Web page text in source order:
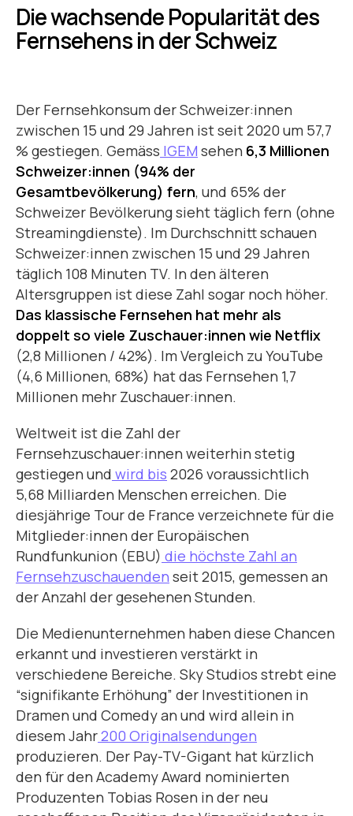
Die wachsende Popularität des
Fernsehens in der Schweiz
Der Fernsehkonsum der Schweizer:innen
zwischen 15 und 29 Jahren ist seit 2020 um 57,7
% gestiegen. Gemäss IGEM sehen 6,3 Millionen
Schweizer:innen (94% der
Gesamtbevölkerung) fern, und 65% der
Schweizer Bevölkerung sieht täglich fern (ohne
Streamingdienste). Im Durchschnitt schauen
Schweizer:innen zwischen 15 und 29 Jahren
täglich 108 Minuten TV. In den älteren
Altersgruppen ist diese Zahl sogar noch höher.
Das klassische Fernsehen hat mehr als
doppelt so viele Zuschauer:innen wie Netflix
(2,8 Millionen / 42%). Im Vergleich zu YouTube
(4,6 Millionen, 68%) hat das Fernsehen 1,7
Millionen mehr Zuschauer:innen.
Weltweit ist die Zahl der
Fernsehzuschauer:innen weiterhin stetig
gestiegen und wird bis 2026 voraussichtlich
5,68 Milliarden Menschen erreichen. Die
diesjährige Tour de France verzeichnete für die
Mitglieder:innen der Europäischen
Rundfunkunion (EBU) die höchste Zahl an
Fernsehzuschauenden seit 2015, gemessen an
der Anzahl der gesehenen Stunden.
Die Medienunternehmen haben diese Chancen
erkannt und investieren verstärkt in
verschiedene Bereiche. Sky Studios strebt eine
“signifikante Erhöhung” der Investitionen in
Dramen und Comedy an und wird allein in
diesem Jahr200 Originalsendungen
produzieren. Der Pay-TV-Gigant hat kürzlich
den für den Academy Award nominierten
Produzenten Tobias Rosen in der neu